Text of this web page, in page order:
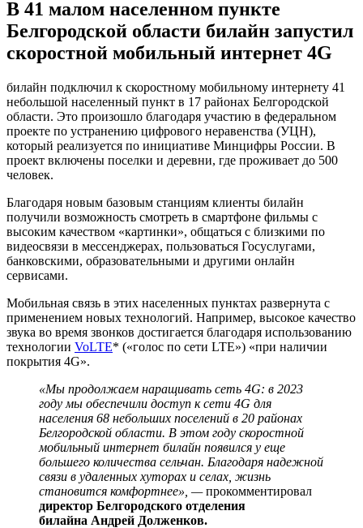
В 41 малом населенном пункте
Белгородской области билайн запустил
скоростной мобильный интернет 4G
билайн подключил к скоростному мобильному интернету 41
небольшой населенный пункт в 17 районах Белгородской
области. Это произошло благодаря участию в федеральном
проекте по устранению цифрового неравенства (УЦН),
который реализуется по инициативе Минцифры России. В
проект включены поселки и деревни, где проживает до 500
человек.
Благодаря новым базовым станциям клиенты билайн
получили возможность смотреть в смартфоне фильмы с
высоким качеством «картинки», общаться с близкими по
видеосвязи в мессенджерах, пользоваться Госуслугами,
банковскими, образовательными и другими онлайн
сервисами.
Мобильная связь в этих населенных пунктах развернута с
применением новых технологий. Например, высокое качество
звука во время звонков достигается благодаря использованию
технологии VoLTE* («голос по сети LTE») «при наличии
покрытия 4G».
«Мы продолжаем наращивать сеть 4G: в 2023
году мы обеспечили доступ к сети 4G для
населения 68 небольших поселений в 20 районах
Белгородской области. В этом году скоростной
мобильный интернет билайн появился у еще
большего количества сельчан. Благодаря надежной
связи в удаленных хуторах и селах, жизнь
становится комфортнее», —прокомментировал
директор Белгородского отделения
билайна Андрей Долженков.